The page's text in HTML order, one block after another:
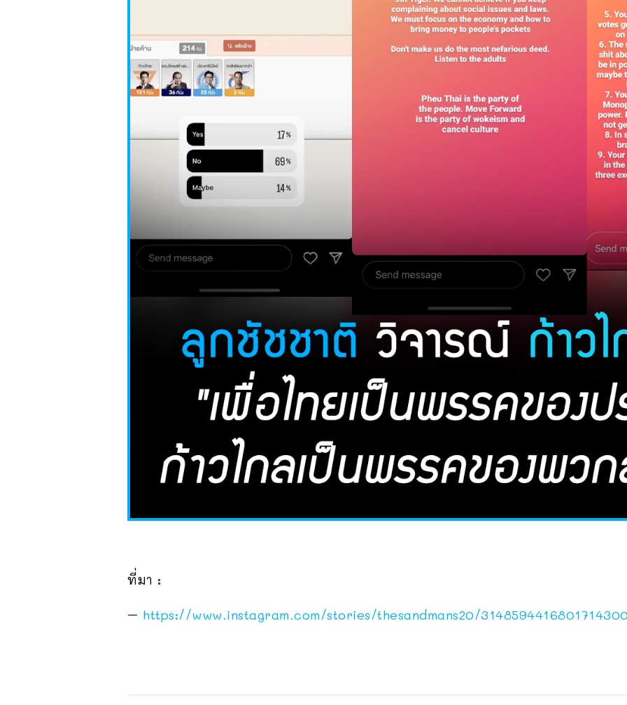
ที่มา :
– https://www.instagram.com/stories/thesandmans20/